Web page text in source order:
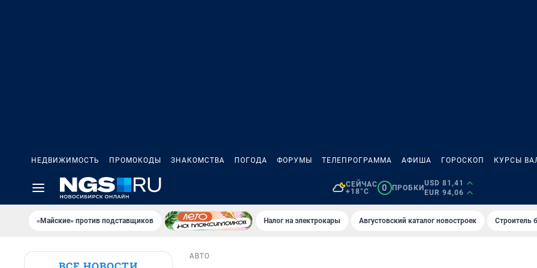
НЕДВИЖИМОСТЬ ПРОМОКОДЫ ЗНАКОМСТВА ПОГОДА ФОРУМЫ ТЕЛЕПРОГРАММА АФИША ГОРОСКОП КУРСЫ
СЕЙЧАС
+18°C
0 ПРОБКИ
USD 81,41
EUR 94,06
«Майские» против подставщиков Налог на электрокары Августовский каталог новостроек Строитель
АВТО